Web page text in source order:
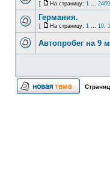
[ На страницу: 1 ... 2469
Германия.
[ На страницу: 1 ... 10,
Автопробег на 9